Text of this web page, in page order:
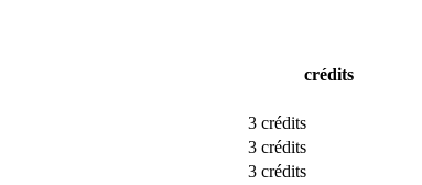
crédits
3 crédits
3 crédits
3 crédits